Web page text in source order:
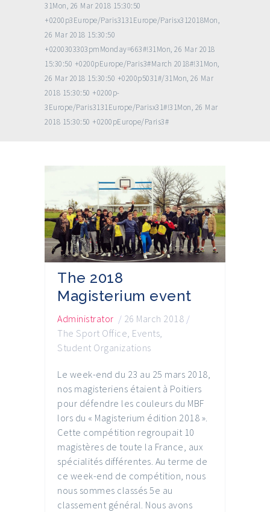
31Mon, 26 Mar 2018 15:30:50
+0200p3Europe/Paris3131Europe/Parisx312018Mon,
26 Mar 2018 15:30:50
+0200303303pmMonday=663#!31Mon, 26 Mar 2018
15:30:50 +0200pEurope/Paris3#March 2018#!31Mon,
26 Mar 2018 15:30:50 +0200p5031#/31Mon, 26 Mar
2018 15:30:50 +0200p-
3Europe/Paris3131Europe/Parisx31#!31Mon, 26 Mar
2018 15:30:50 +0200pEurope/Paris3#
The 2018
Magisterium event
Administrator / 26 March 2018 /
The Sport Office, Events,
Student Organizations
Le week-end du 23 au 25 mars 2018,
nos magisteriens étaient à Poitiers
pour défendre les couleurs du MBF
lors du « Magisterium édition 2018 ».
Cette compétition regroupait 10
magistères de toute la France, aux
spécialités différentes. Au terme de
ce week-end de compétition, nous
nous sommes classés 5e au
classement général. Nous avons